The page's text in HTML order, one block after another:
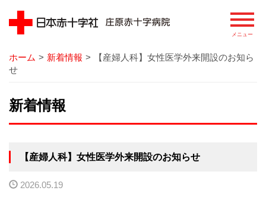
病院
基本理念
患者さまの権利
病院の概要
ホーム > 新着情報 >
【産婦人科】女性医学外来開設のお知ら
せ
新着情報
【産婦人科】女性医学外来開設のお知らせ
2026.05.19